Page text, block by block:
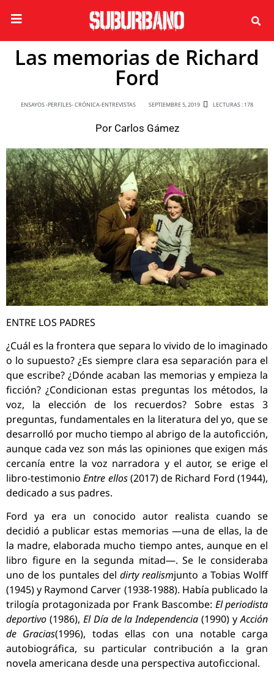
Las memorias de Richard
Ford
ENSAYOS -PERFILES- CRÓNICA-ENTREVISTAS SEPTIEMBRE 5, 2019 LECTURAS : 178
Por Carlos Gámez
ENTRE LOS PADRES
¿Cuál es la frontera que separa lo vivido de lo imaginado
o lo supuesto? ¿Es siempre clara esa separación para el
que escribe? ¿Dónde acaban las memorias y empieza la
ficción? ¿Condicionan estas preguntas los métodos, la
voz, la elección de los recuerdos? Sobre estas 3
preguntas, fundamentales en la literatura del yo, que se
desarrolló por mucho tiempo al abrigo de la autoficción,
aunque cada vez son más las opiniones que exigen más
cercanía entre la voz narradora y el autor, se erige el
libro-testimonioEntre ellos(2017) de Richard Ford (1944),
dedicado a sus padres.
Ford ya era un conocido autor realista cuando se
decidió a publicar estas memorias —una de ellas, la de
la madre, elaborada mucho tiempo antes, aunque en el
libro figure en la segunda mitad—. Se le consideraba
uno de los puntales deldirty realismjunto a Tobias Wolff
(1945) y Raymond Carver (1938-1988). Había publicado la
trilogía protagonizada por Frank Bascombe: El periodista
deportivo (1986), El Día de la Independencia(1990) yAcción
de Gracias(1996), todas ellas con una notable carga
autobiográfica, su particular contribución a la gran
novela americana desde una perspectiva autoficcional.